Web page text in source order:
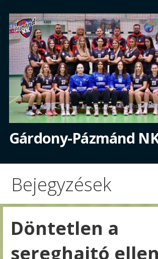
content
Gárdony-Pázmánd
Bejegyzések
Döntetlen a
sereghajtó ellen